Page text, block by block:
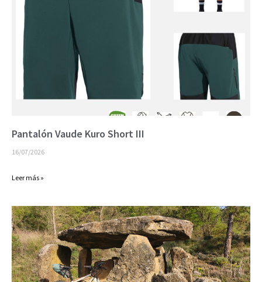
Pantalón Vaude Kuro Short III
16/07/2026
Leer más »